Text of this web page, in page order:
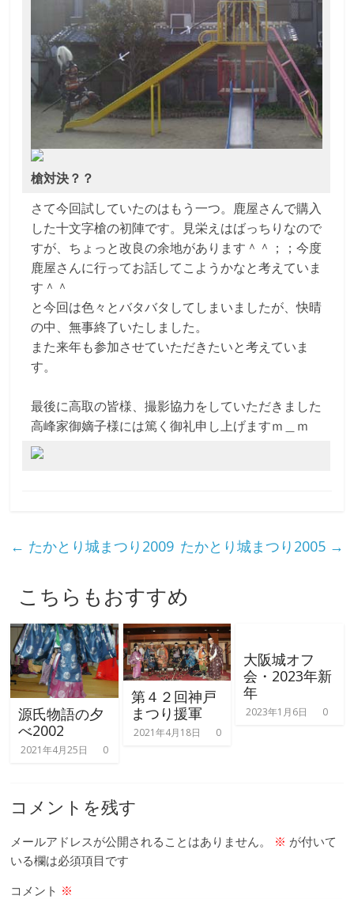
槍対決？？
さて今回試していたのはもう一つ。鹿屋さんで購入
した十文字槍の初陣です。見栄えはばっちりなので
すが、ちょっと改良の余地があります＾＾；；今度
鹿屋さんに行ってお話してこようかなと考えていま
す＾＾
と今回は色々とバタバタしてしまいましたが、快晴
の中、無事終了いたしました。
また来年も参加させていただきたいと考えていま
す。
最後に高取の皆様、撮影協力をしていただきました
高峰家御嫡子様には篤く御礼申し上げますｍ＿ｍ
← たかとり城まつり2009 たかとり城まつり2005 →
こちらもおすすめ
源氏物語の夕
べ2002
2021年4月25日 0
第４２回神戸
まつり援軍
2021年4月18日 0
大阪城オフ
会・2023年新
年
2023年1月6日 0
コメントを残す
メールアドレスが公開されることはありません。 ※ が付いて
いる欄は必須項目です
コメント ※